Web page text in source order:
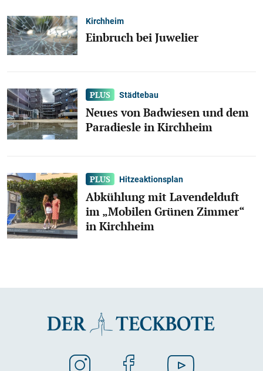
Kirchheim
Einbruch bei Juwelier
Städtebau
Neues von Badwiesen und dem
Paradiesle in Kirchheim
Hitzeaktionsplan
Abkühlung mit Lavendelduft
im „Mobilen Grünen Zimmer“
in Kirchheim